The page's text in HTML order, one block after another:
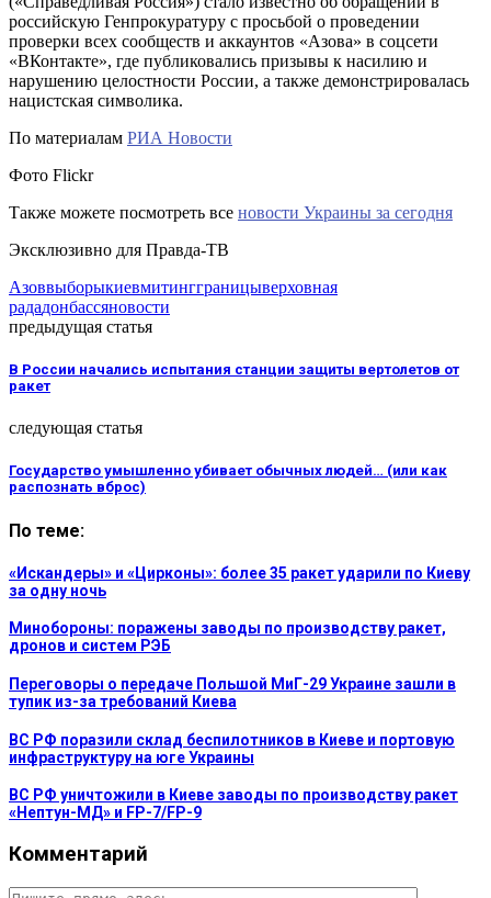
российскую Генпрокуратуру с просьбой о проведении
проверки всех сообществ и аккаунтов «Азова» в соцсети
«ВКонтакте», где публиковались призывы к насилию и
нарушению целостности России, а также демонстрировалась
нацистская символика.
По материалам РИА Новости
Фото Flickr
Также можете посмотреть все новости Украины за сегодня
Эксклюзивно для Правда-ТВ
Азоввыборыкиевмитингграницыверховная
рададонбассяновости
предыдущая статья
В России начались испытания станции защиты вертолетов от
ракет
следующая статья
Государство умышленно убивает обычных людей… (или как
распознать вброс)
По теме:
«Искандеры» и «Цирконы»: более 35 ракет ударили по Киеву
за одну ночь
Минобороны: поражены заводы по производству ракет,
дронов и систем РЭБ
Переговоры о передаче Польшой МиГ-29 Украине зашли в
тупик из-за требований Киева
ВС РФ поразили склад беспилотников в Киеве и портовую
инфраструктуру на юге Украины
ВС РФ уничтожили в Киеве заводы по производству ракет
«Нептун-МД» и FP-7/FP-9
Комментарий